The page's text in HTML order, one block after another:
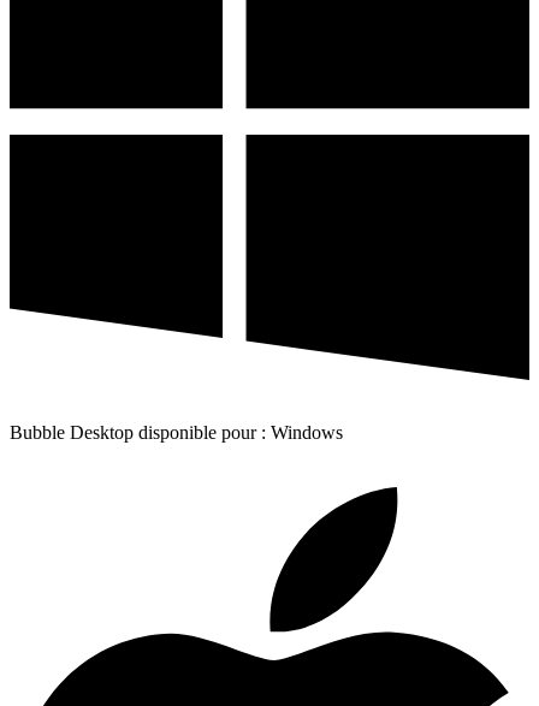
Bubble Desktop disponible pour : Windows